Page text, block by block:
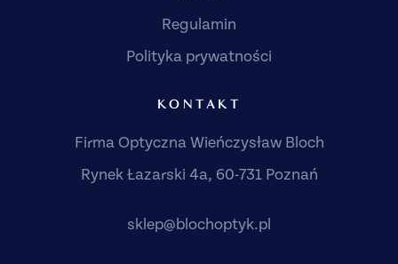
Regulamin
Polityka prywatności
KONTAKT
Firma Optyczna Wieńczysław Bloch
Rynek Łazarski 4a, 60-731 Poznań
sklep@blochoptyk.pl